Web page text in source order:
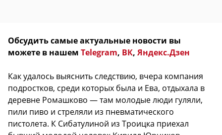
Обсудить самые актуальные новости вы
можете в нашем Telegram, ВК, Яндекс.Дзен
Как удалось выяснить следствию, вчера компания
подростков, среди которых была и Ева, отдыхала в
деревне Ромашково — там молодые люди гуляли,
пили пиво и стреляли из пневматического
пистолета. К Сибатулиной из Троицка приехал